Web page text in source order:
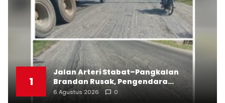
1
Jalan Arteri Stabat–Pangkalan
Brandan Rusak, Pengendara
Terancam Celaka
6 Agustus 2026 0